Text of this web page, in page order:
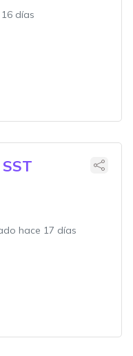
días
hace 17 días